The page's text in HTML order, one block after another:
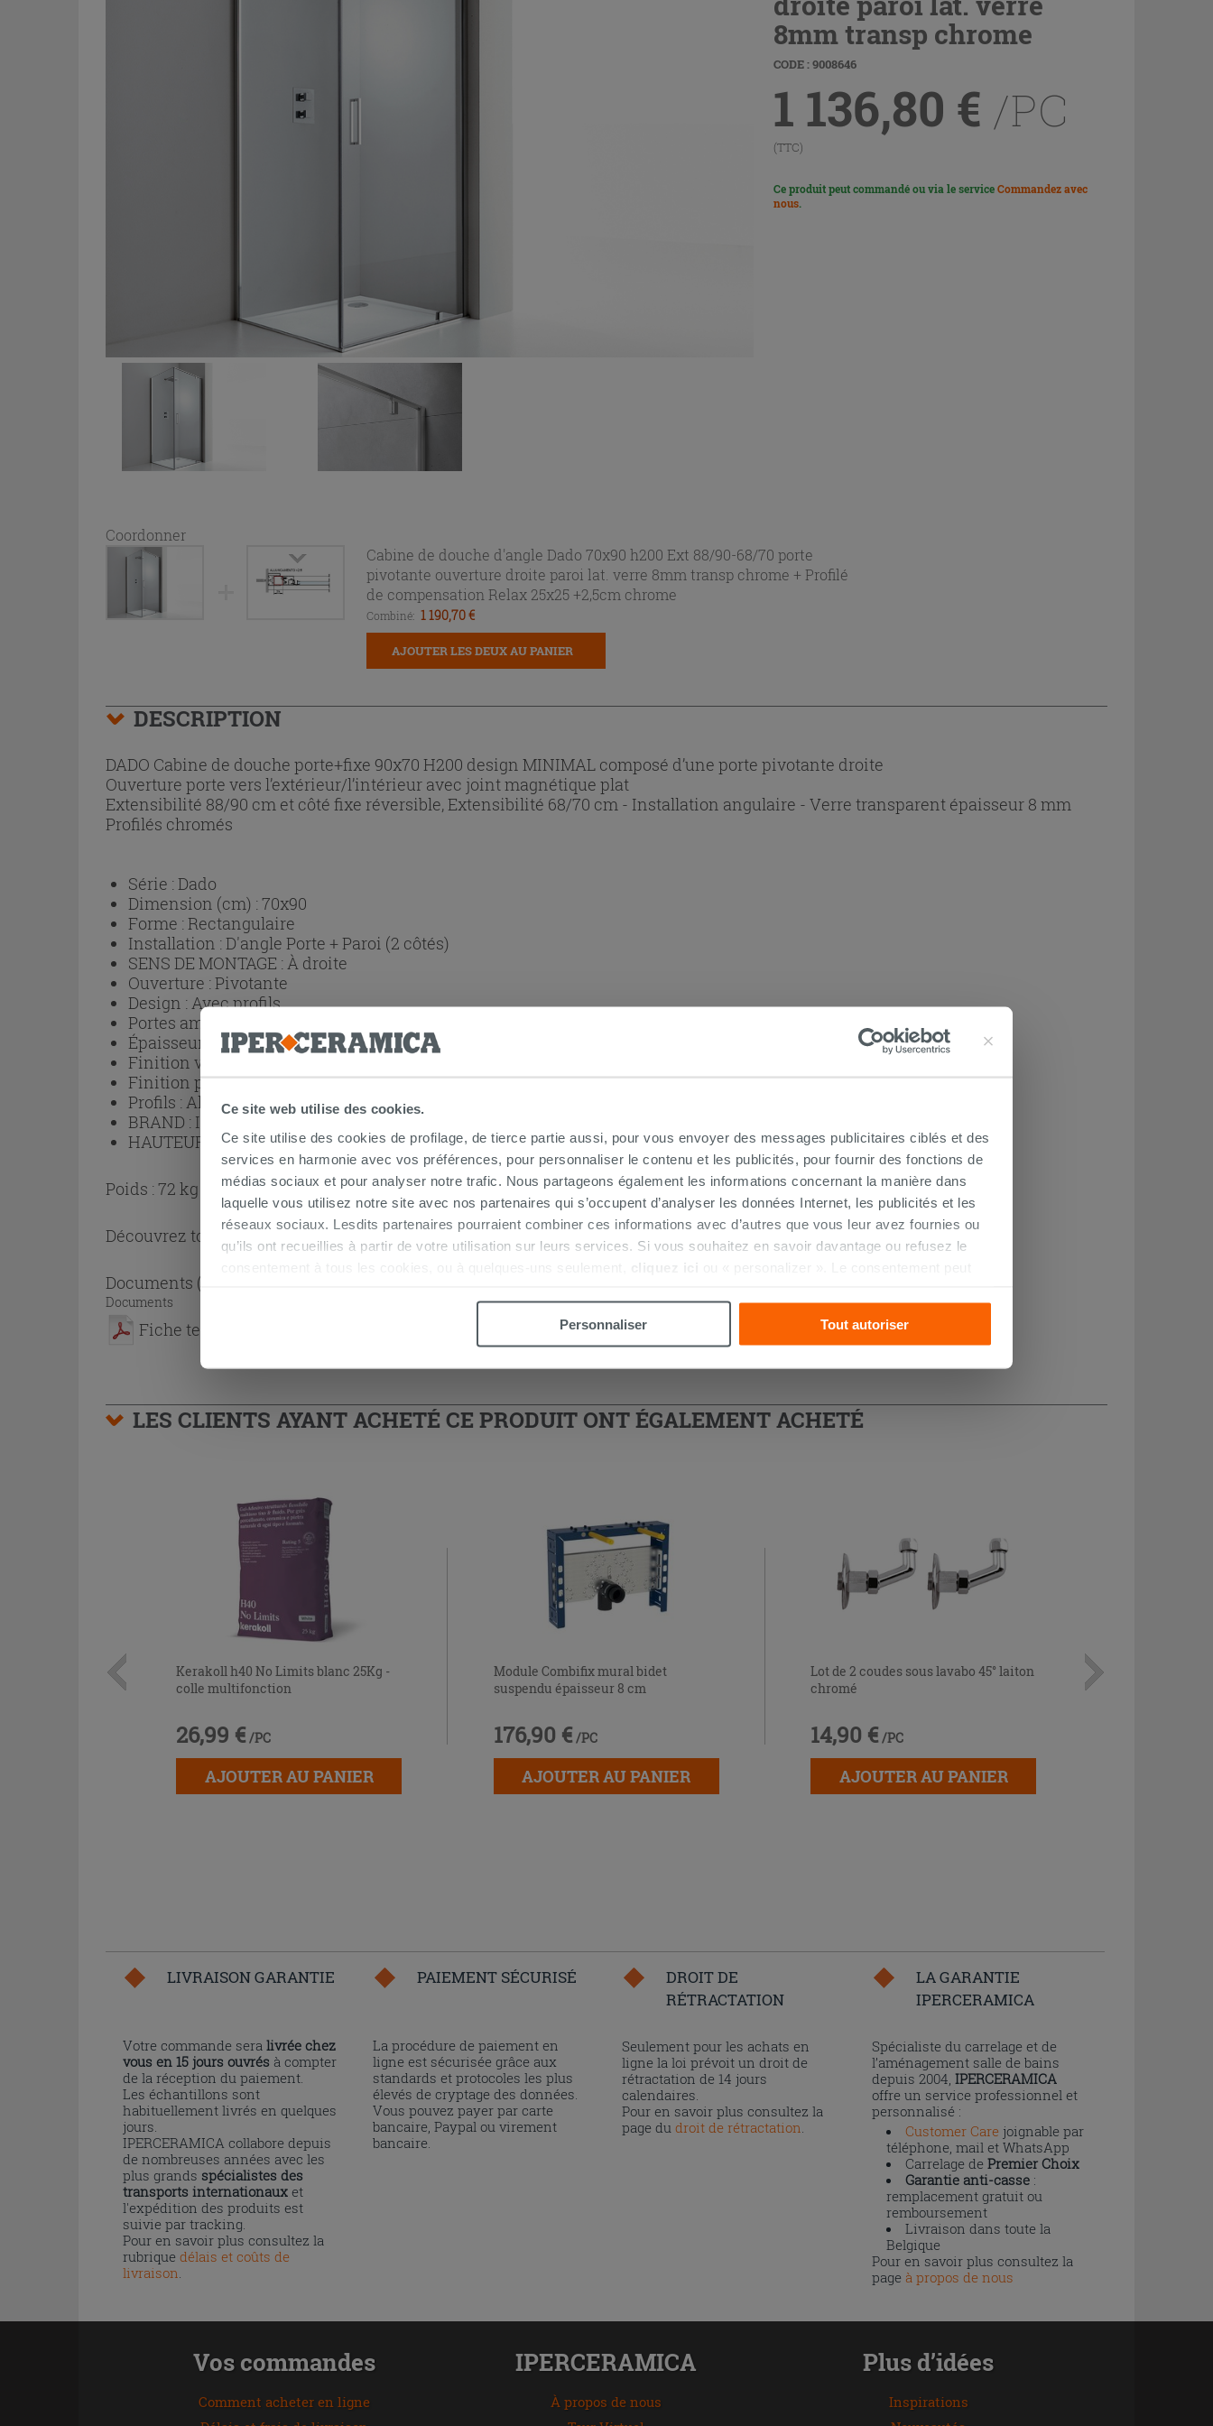
Ce site web utilise des cookies.
Ce site utilise des cookies de profilage, de tierce partie aussi, pour vous envoyer des messages publicitaires ciblés et des
services en harmonie avec vos préférences, pour personnaliser le contenu et les publicités, pour fournir des fonctions de
médias sociaux et pour analyser notre trafic. Nous partageons également les informations concernant la manière dans
laquelle vous utilisez notre site avec nos partenaires qui s’occupent d’analyser les données Internet, les publicités et les
réseaux sociaux. Lesdits partenaires pourraient combiner ces informations avec d’autres que vous leur avez fournies ou
qu’ils ont recueillies à partir de votre utilisation sur leurs services. Si vous souhaitez en savoir davantage ou refusez le
consentement à tous les cookies, ou à quelques-uns seulement,
cliquez ici ou « personalizer ». Le consentement peut
Personnaliser
Tout autoriser
8mm transp chrome
CODE : 9008646
1 136,80 € /PC
(TTC)
Ce produit peut commandé ou via le serviceCommandez avec
nous.
Coordonner
Cabine de douche d'angle Dado 70x90 h200 Ext 88/90-68/70 porte
pivotante ouverture droite paroi lat. verre 8mm transp chrome + Profilé
de compensation Relax 25x25 +2,5cm chrome
Combiné: 1 190,70 €
AJOUTER LES DEUX AU PANIER
DESCRIPTION
DADO Cabine de douche porte+fixe 90x70 H200 design MINIMAL composé d’une porte pivotante droite
Ouverture porte vers l’extérieur/l’intérieur avec joint magnétique plat
Extensibilité 88/90 cm et côté fixe réversible, Extensibilité 68/70 cm - Installation angulaire - Verre transparent épaisseur 8 mm
Profilés chromés
Série :Dado
Dimension (cm) :70x90
Forme :Rectangulaire
Installation :D'angle Porte + Paroi (2 côtés)
SENS DE MONTAGE :À droite
Ouverture :Pivotante
Design :Avec profils
Portes amovibles pour un nettoyage plus facile :
Épaisseur verre :8 mm
Finition verre :
Finition profils :Chrome
Profils :Aluminium
BRAND : IPERCERAMICA
HAUTEUR (cm) :200
Poids : 72 kg
Découvrez toute la collection Cabine de douche d'angle
Documents ( 1 - 1 sur 1 )
Documents
Fiche technique
LES CLIENTS AYANT ACHETÉ CE PRODUIT ONT ÉGALEMENT ACHETÉ
Kerakoll h40 No Limits blanc 25Kg -
colle multifonction
26,99 € /PC
AJOUTER AU PANIER
Module Combifix mural bidet
suspendu épaisseur 8 cm
176,90 € /PC
AJOUTER AU PANIER
Lot de 2 coudes sous lavabo 45° laiton
chromé
14,90 € /PC
AJOUTER AU PANIER
LIVRAISON GARANTIE
Votre commande sera livrée chez
vous en 15 jours ouvrés à compter
de la réception du paiement.
Les échantillons sont
habituellement livrés en quelques
jours.
IPERCERAMICA collabore depuis
de nombreuses années avec les
plus grands spécialistes des
transports internationaux et
l'expédition des produits est
suivie par tracking.
Pour en savoir plus consultez la
rubrique délais et coûts de
livraison.
PAIEMENT SÉCURISÉ
La procédure de paiement en
ligne est sécurisée grâce aux
standards et protocoles les plus
élevés de cryptage des données.
Vous pouvez payer par carte
bancaire, Paypal ou virement
bancaire.
DROIT DE
RÉTRACTATION
Seulement pour les achats en
ligne la loi prévoit un droit de
rétractation de 14 jours
calendaires.
Pour en savoir plus consultez la
page dudroit de rétractation.
LA GARANTIE
IPERCERAMICA
Spécialiste du carrelage et de
l’aménagement salle de bains
depuis 2004, IPERCERAMICA
offre un service professionnel et
personnalisé :
Customer Carejoignable par
téléphone, mail et WhatsApp
Carrelage de Premier Choix
Garantie anti-casse:
remplacement gratuit ou
remboursement
Livraison dans toute la
Belgique
Pour en savoir plus consultez la
page à propos de nous
Vos commandes
Comment acheter en ligne
IPERCERAMICA
À propos de nous
Plus d’idées
Inspirations